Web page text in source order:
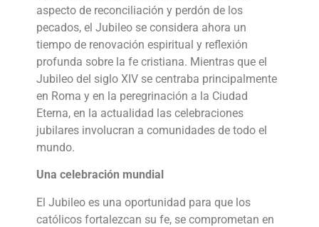
aspecto de reconciliación y perdón de los
pecados, el Jubileo se considera ahora un
tiempo de renovación espiritual y reflexión
profunda sobre la fe cristiana. Mientras que el
Jubileo del siglo XIV se centraba principalmente
en Roma y en la peregrinación a la Ciudad
Eterna, en la actualidad las celebraciones
jubilares involucran a comunidades de todo el
mundo.
Una celebración mundial
El Jubileo es una oportunidad para que los
católicos fortalezcan su fe, se comprometan en